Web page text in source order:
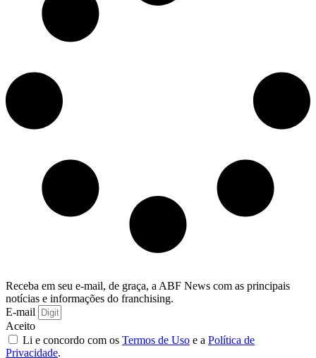
Receba em seu e-mail, de graça, a ABF News com as principais
notícias e informações do franchising.
E-mail
Aceito
Li e concordo com os Termos de Uso e a Política de
Privacidade.